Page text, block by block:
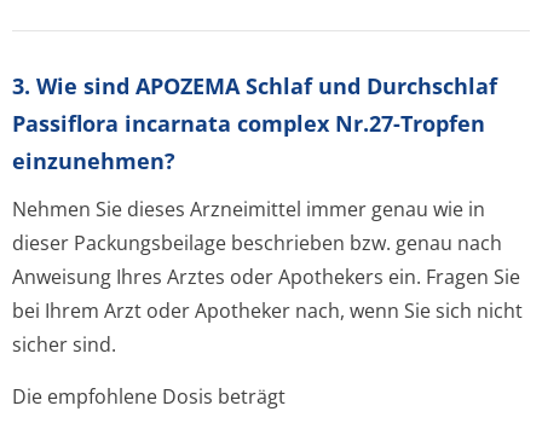
3. Wie sind APOZEMA Schlaf und Durchschlaf
Passiflora incarnata complex Nr.27-Tropfen
einzunehmen?
Nehmen Sie dieses Arzneimittel immer genau wie in
dieser Packungsbeilage beschrieben bzw. genau nach
Anweisung Ihres Arztes oder Apothekers ein. Fragen Sie
bei Ihrem Arzt oder Apotheker nach, wenn Sie sich nicht
sicher sind.
Die empfohlene Dosis beträgt